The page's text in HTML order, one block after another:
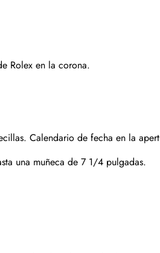
Rolex en la corona.
Calendario de fecha en la
una muñeca de 7 1/4 pulgadas.